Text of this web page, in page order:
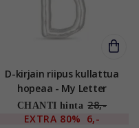
D-kirjain riipus kullattua
hopeaa - My Letter
CHANTI hinta 28,-
EXTRA 80% 6,-